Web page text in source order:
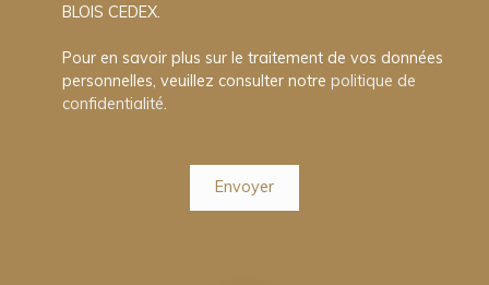
BLOIS CEDEX.
Pour en savoir plus sur le traitement de vos données
personnelles, veuillez consulter notre politique de
confidentialité.
Envoyer